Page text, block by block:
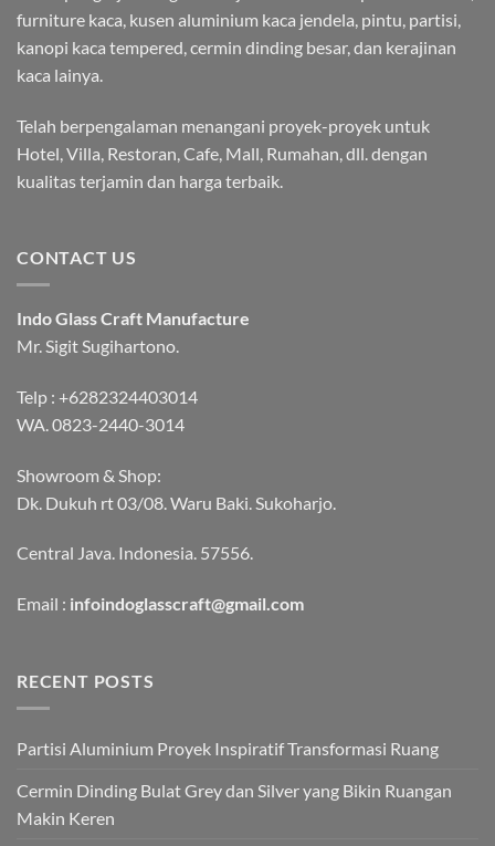
furniture kaca, kusen aluminium kaca jendela, pintu, partisi,
kanopi kaca tempered, cermin dinding besar, dan kerajinan
kaca lainya.
Telah berpengalaman menangani proyek-proyek untuk
Hotel, Villa, Restoran, Cafe, Mall, Rumahan, dll. dengan
kualitas terjamin dan harga terbaik.
CONTACT US
Indo Glass Craft Manufacture
Mr. Sigit Sugihartono.
Telp : +6282324403014
WA. 0823-2440-3014
Showroom & Shop:
Dk. Dukuh rt 03/08. Waru Baki. Sukoharjo.
Central Java. Indonesia. 57556.
Email : infoindoglasscraft@gmail.com
RECENT POSTS
Partisi Aluminium Proyek Inspiratif Transformasi Ruang
Cermin Dinding Bulat Grey dan Silver yang Bikin Ruangan
Makin Keren